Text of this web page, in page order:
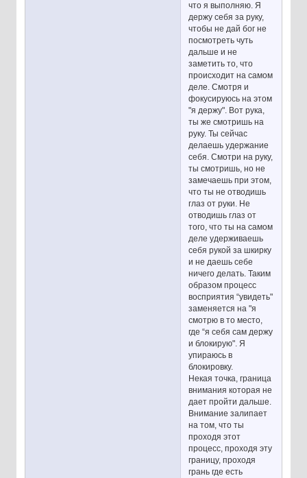
что я выполняю. Я
держу себя за руку,
чтобы не дай бог не
посмотреть чуть
дальше и не
заметить то, что
происходит на самом
деле. Смотря и
фокусируюсь на этом
"я держу". Вот рука,
ты же смотришь на
руку. Ты сейчас
делаешь удержание
себя. Смотри на руку,
ты смотришь, но не
замечаешь при этом,
что ты не отводишь
глаз от руки. Не
отводишь глаз от
того, что ты на самом
деле удерживаешь
себя рукой за шкирку
и не даешь себе
ничего делать. Таким
образом процесс
восприятия “увидеть"
заменяется на "я
смотрю в то место,
где “я себя сам держу
и блокирую". Я
упираюсь в
блокировку.
Некая точка, граница
внимания которая не
дает пройти дальше.
Внимание залипает
на том, что ты
проходя этот
процесс, проходя эту
границу, проходя
грань где есть